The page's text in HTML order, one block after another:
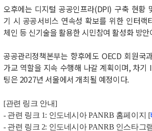
오후에는 디지털 공공인프라(DPI) 구축 현황
기 시 공공서비스 연속성 확보를 위한 인터랙
체인 등 신기술을 활용한 시민참여 활성화 방
공공관리정책본부는 향후에도 OECD 회원국
가교 역할을 지속 수행해 나갈 계획이며, 차기
팅은 2027년 서울에서 개최될 예정이다.
[관련 링크 안내]
- 관련 링크 1: 인도네시아 PANRB 홈페이지 [
- 관련 링크 2: 인도네시아 PANRB 인스타그